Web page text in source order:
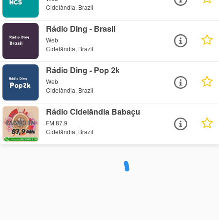
Cidelândia, Brazil
Rádio Ding - Brasil
Web
Cidelândia, Brazil
Rádio Ding - Pop 2k
Web
Cidelândia, Brazil
Rádio Cidelândia Babaçu
FM 87.9
Cidelândia, Brazil